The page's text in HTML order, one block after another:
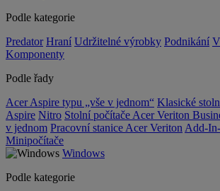
Podle kategorie
Predator Hraní Udržitelné výrobky Podnikání
Komponenty
Podle řady
Acer Aspire typu „vše v jednom“ Klasické
Aspire Nitro Stolní počítače Acer Veriton
v jednom Pracovní stanice Acer Veriton Add-
Minipočítače
Windows
Podle kategorie